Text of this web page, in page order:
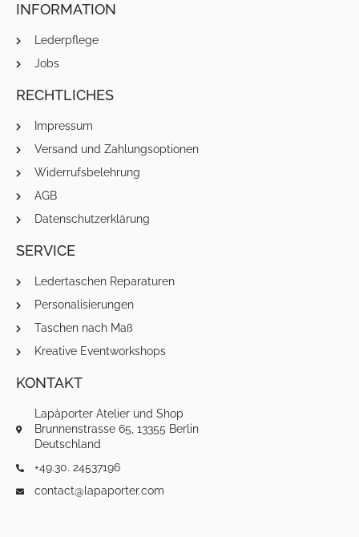
INFORMATION
Lederpflege
Jobs
RECHTLICHES
Impressum
Versand und Zahlungsoptionen
Widerrufsbelehrung
AGB
Datenschutzerklärung
SERVICE
Ledertaschen Reparaturen
Personalisierungen
Taschen nach Maß
Kreative Eventworkshops
KONTAKT
Lapàporter Atelier und Shop
Brunnenstrasse 65, 13355 Berlin
Deutschland
+49.30. 24537196
contact@lapaporter.com